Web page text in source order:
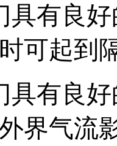
具有良
可起到
具有良
界气流